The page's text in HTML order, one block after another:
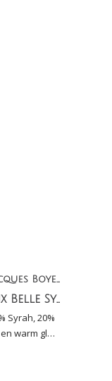
Domaine La Croix Belle - Jacques Boyer
Caringole Rood La Croix Belle Syrah Merlot Carignan
Syrah, 20%
warm glas